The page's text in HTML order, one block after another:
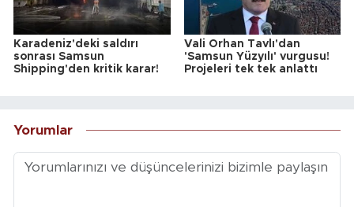
Karadeniz'deki saldırı
sonrası Samsun
Shipping'den kritik karar!
Vali Orhan Tavlı'dan
'Samsun Yüzyılı' vurgusu!
Projeleri tek tek anlattı
Yorumlar